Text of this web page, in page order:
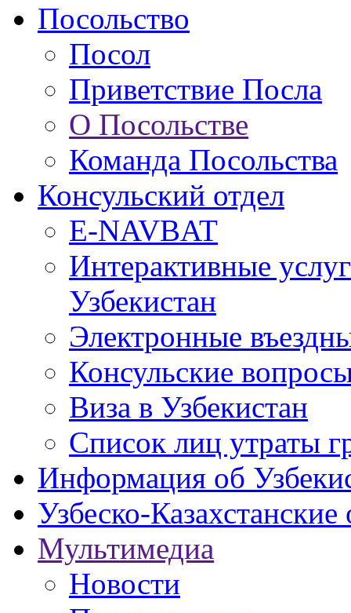
Посольство
Посол
Приветствие Посла
О Посольстве
Команда Посольства
Консульский отдел
E-NAVBAT
Интерактивные
Узбекистан
Электронные
Консульские
Виза в Узбекистан
Список лиц утраты
Информация об
Узбеско-
Мультимедиа
Новости